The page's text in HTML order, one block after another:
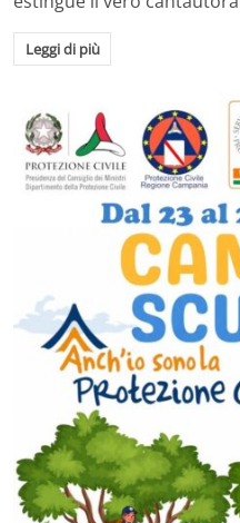
Leggi di più